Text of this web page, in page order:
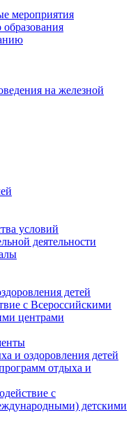
мероприятия
образования
на железной
условий
деятельности
детей
с Всероссийскими
центрами
и оздоровления детей
отдыха и
с
детскими